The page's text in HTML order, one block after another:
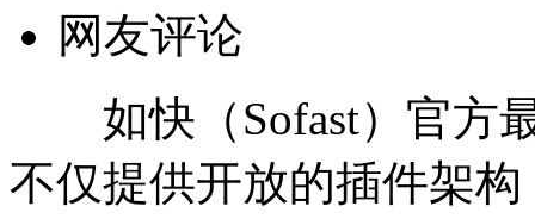
网友评论
如快（Sofast）官方
不仅提供开放的插件架